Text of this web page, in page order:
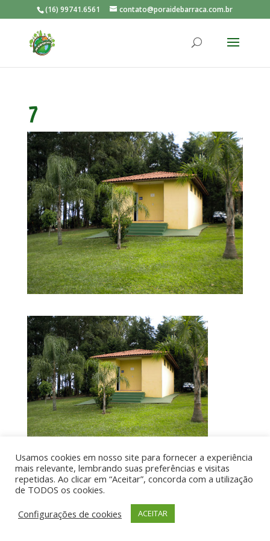
(16) 99741.6561 contato@poraidebarraca.com.br
7
Por aí de Barraca - direitos reservados - Desenvolvido
por UIA WEB
Usamos cookies em nosso site para fornecer a experiência
mais relevante, lembrando suas preferências e visitas
repetidas. Ao clicar em “Aceitar”, concorda com a utilização
de TODOS os cookies.
Configurações de cookies
ACEITAR